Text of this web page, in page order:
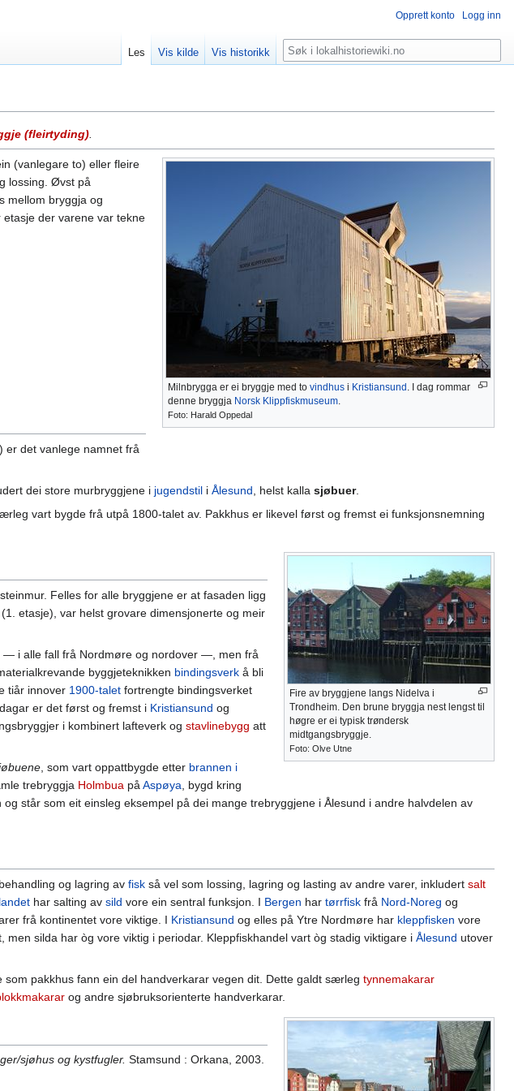
(fleirtyding).
Milnbrygga er ei bryggje med to vindhus i Kristiansund . I dag rommar
denne bryggja Norsk Klippfiskmuseum.
Foto: Harald Oppedal
(vanlegare to) eller fleire
lossing. Øvst på
mellom bryggja og
etasje der varene var tekne
er det vanlege namnet frå
dei store murbryggjene i jugendstil i Ålesund, helst kalla sjøbuer.
vart bygde frå utpå 1800-talet av. Pakkhus er likevel først og fremst ei funksjonsnemning
Fire av bryggjene langs Nidelva i
Trondheim. Den brune bryggja nest lengst til
høgre er ei typisk trøndersk
midtgangsbryggje.
Foto: Olve Utne
Felles for alle bryggjene er at fasaden ligg
(1. etasje), var helst grovare dimensjonerte og meir
— i alle fall frå Nordmøre og nordover —, men frå
byggjeteknikken bindingsverk å bli
tiår innover 1900-talet fortrengte bindingsverket
er det først og fremst i Kristiansund og
i kombinert lafteverk og stavlinebygg att
, som vart oppattbygde etter brannen i
trebryggja HolmbuapåAspøya, bygd kring
står som eit einsleg eksempel på dei mange trebryggjene i Ålesund i andre halvdelen av
og lagring av fiskså vel som lossing, lagring og lasting av andre varer, inkludert salt
har salting av sild vore ein sentral funksjon. I Bergen har tørrfiskfrå Nord-Noreg og
frå kontinentet vore viktige. I Kristiansund og elles på Ytre Nordmøre har kleppfisken vore
men silda har òg vore viktig i periodar. Kleppfiskhandel vart òg stadig viktigare i Ålesund utover
som pakkhus fann ein del handverkarar vegen dit. Dette galdt særleg tynnemakarar
og andre sjøbruksorienterte handverkarar.
sjøhus og kystfugler. Stamsund : Orkana, 2003.
Opprett konto Logg inn
Les Vis kilde Vis historikk Søk